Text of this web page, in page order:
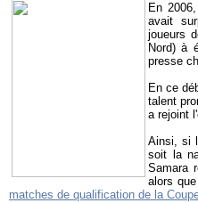
En
avait
joueurs
Nord) à
presse
En ce
talent
a rejoint
Ainsi, si
soit la
Samara
alors
matches de qualification de la